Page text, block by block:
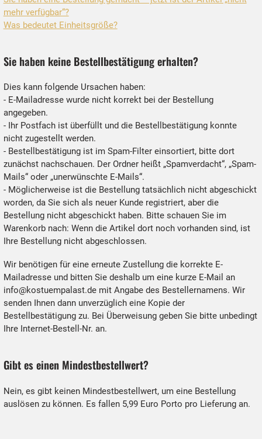
mehr verfügbar“?
Was bedeutet Einheitsgröße?
Sie haben keine Bestellbestätigung erhalten?
Dies kann folgende Ursachen haben:
- E-Mailadresse wurde nicht korrekt bei der Bestellung
angegeben.
- Ihr Postfach ist überfüllt und die Bestellbestätigung konnte
nicht zugestellt werden.
- Bestellbestätigung ist im Spam-Filter einsortiert, bitte dort
zunächst nachschauen. Der Ordner heißt „Spamverdacht“, „Spam-
Mails“ oder „unerwünschte E-Mails“.
- Möglicherweise ist die Bestellung tatsächlich nicht abgeschickt
worden, da Sie sich als neuer Kunde registriert, aber die
Bestellung nicht abgeschickt haben. Bitte schauen Sie im
Warenkorb nach: Wenn die Artikel dort noch vorhanden sind, ist
Ihre Bestellung nicht abgeschlossen.
Wir benötigen für eine erneute Zustellung die korrekte E-
Mailadresse und bitten Sie deshalb um eine kurze E-Mail an
info@kostuempalast.demit Angabe des Bestellernamens. Wir
senden Ihnen dann unverzüglich eine Kopie der
Bestellbestätigung zu. Bei Überweisung geben Sie bitte unbedingt
Ihre Internet-Bestell-Nr. an.
Gibt es einen Mindestbestellwert?
Nein, es gibt keinen Mindestbestellwert, um eine Bestellung
auslösen zu können. Es fallen 5,99 Euro Porto pro Lieferung an.